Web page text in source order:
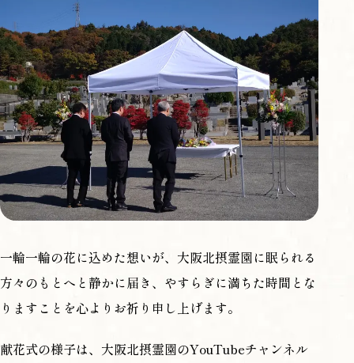
一輪一輪の花に込めた想いが、大阪北摂霊園に眠られる
方々のもとへと静かに届き、やすらぎに満ちた時間とな
りますことを心よりお祈り申し上げます。
献花式の様子は、大阪北摂霊園のYouTubeチャンネル